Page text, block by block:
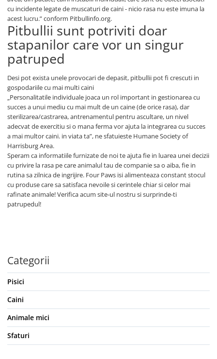
cu incidente legate de muscaturi de caini - nicio rasa nu este imuna la
acest lucru.” conform Pitbullinfo.org.
Pitbullii sunt potriviti doar
stapanilor care vor un singur
patruped
Desi pot exista unele provocari de depasit, pitbullii pot fi crescuti in
gospodariile cu mai multi caini
„Personalitatile individuale joaca un rol important in gestionarea cu
succes a unui mediu cu mai mult de un caine (de orice rasa), dar
sterilizarea/castrarea, antrenamentul pentru ascultare, un nivel
adecvat de exercitiu si o mana ferma vor ajuta la integrarea cu succes
a mai multor caini. in viata ta”, ne sfatuieste Humane Society of
Harrisburg Area.
Speram ca informatiile furnizate de noi te ajuta fie in luarea unei decizii
cu privire la rasa pe care animalul tau de companie sa o aiba, fie in
rutina sa zilnica de ingrijire. Four Paws isi alimenteaza constant stocul
cu produse care sa satisfaca nevoile si cerintele chiar si celor mai
rafinate animale! Verifica acum site-ul nostru si surprinde-ti
patrupedul!
Categorii
Pisici
Caini
Animale mici
Sfaturi